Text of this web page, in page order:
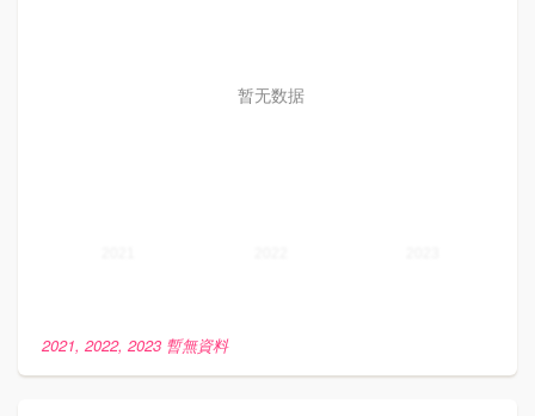
暂无数据
2021, 2022, 2023 暫無資料